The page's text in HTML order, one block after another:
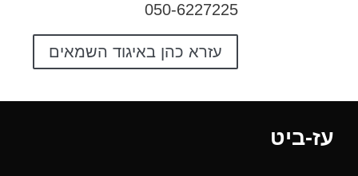
050-6227225
עזרא כהן באיגוד השמאים
עז-ביט